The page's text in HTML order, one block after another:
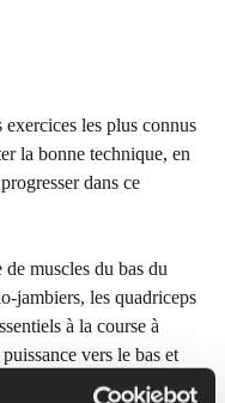
les plus connus
la bonne technique, en
dans ce
muscles du bas du
jambiers, les quadriceps
à la course à
vers le bas et